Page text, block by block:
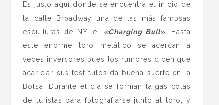
Es justo aquí donde se encuentra el inicio de
la calle Broadway una de las más famosas
esculturas de NY, el «Charging Bull». Hasta
este enorme toro metálico se acercan a
veces inversores pues los rumores dicen que
acariciar sus testículos da buena suerte en la
Bolsa. Durante el día se forman largas colas
de turistas para fotografiarse junto al toro, y